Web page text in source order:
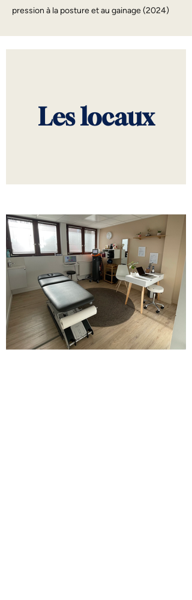
pression à la posture et au gainage (2024)
Les locaux